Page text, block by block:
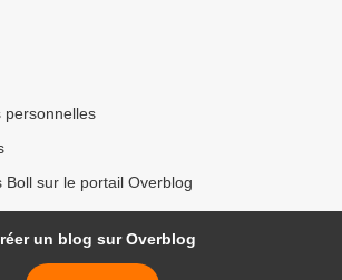
personnelles
Boll sur le portail Overblog
un blog sur Overblog